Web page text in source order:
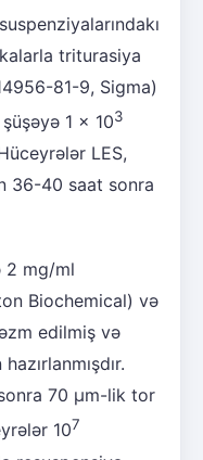
triturasiya
81-9, Sigma)
1 × 103
LES,
36-40 saat sonra
2 mg/ml
Biochemical) və
edilmiş və
70 μm-lik tor
107